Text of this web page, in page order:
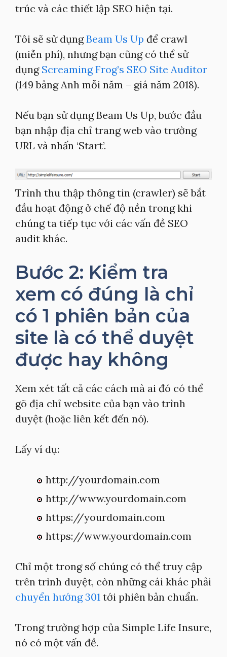
trúc và các thiết lập SEO hiện tại.
Tôi sẽ sử dụngBeam Us Up để crawl
(miễn phí), nhưng bạn cũng có thể sử
dụng Screaming Frog’s SEO Site Auditor
(149 bảng Anh mỗi năm – giá năm 2018).
Nếu bạn sử dụng Beam Us Up, bước đầu
bạn nhập địa chỉ trang web vào trường
URL và nhấn ‘Start’.
Trình thu thập thông tin (crawler) sẽ bắt
đầu hoạt động ở chế độ nền trong khi
chúng ta tiếp tục với các vấn đề SEO
audit khác.
Bước 2: Kiểm tra
xem có đúng là chỉ
có 1 phiên bản của
site là có thể duyệt
được hay không
Xem xét tất cả các cách mà ai đó có thể
gõ địa chỉ website của bạn vào trình
duyệt (hoặc liên kết đến nó).
Lấy ví dụ:
http://yourdomain.com
http://www.yourdomain.com
https://yourdomain.com
https://www.yourdomain.com
Chỉ một trong số chúng có thể truy cập
trên trình duyệt, còn những cái khác phải
chuyển hướng 301 tới phiên bản chuẩn.
Trong trường hợp của Simple Life Insure,
nó có một vấn đề.